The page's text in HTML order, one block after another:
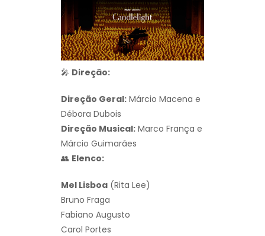
🎤 Direção:
Direção Geral: Márcio Macena e
Débora Dubois
Direção Musical: Marco França e
Márcio Guimarães
👥 Elenco:
Mel Lisboa (Rita Lee)
Bruno Fraga
Fabiano Augusto
Carol Portes